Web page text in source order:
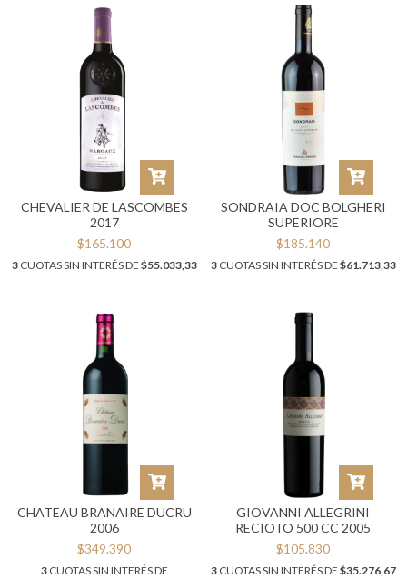
CHEVALIER DE LASCOMBES
2017
$165.100
3CUOTAS SIN INTERÉS DE $55.033,33
SONDRAIA DOC BOLGHERI
SUPERIORE
$185.140
3CUOTAS SIN INTERÉS DE $61.713,33
CHATEAU BRANAIRE DUCRU
2006
$349.390
3CUOTAS SIN INTERÉS DE
GIOVANNI ALLEGRINI
RECIOTO 500 CC 2005
$105.830
3CUOTAS SIN INTERÉS DE $35.276,67